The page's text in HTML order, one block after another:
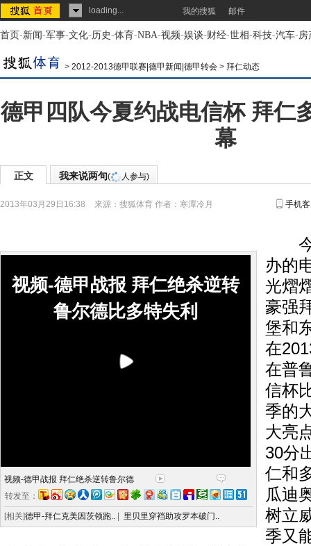
loading... 我的搜狐 邮件
首页-新闻-军事-文化-历史-体育-NBA-视频-娱谈-财经-世相-科技-汽车-房
> 2012-2013德甲联赛|德甲新闻|德甲转会 > 拜仁动态
德甲四队今夏约战电信杯 拜仁
幕
正文 我来说两句( 人参与)
2013年03月29日16:38 来源： 搜狐体育 作者：寒潭冷月 手机
视频-德甲战报 拜仁绝杀逆转
鲁尔德比多特失利
视频-德甲战报 拜仁绝杀逆转鲁尔德
转发至：
[相关]德甲-拜仁克美因茨领跑.. 里贝里穿裆助攻罗本破门..
今
办的
光熠
豪强
堡和
在
在普
信杯
季的
大亮
30分
仁和
瓜迪
树立
季又